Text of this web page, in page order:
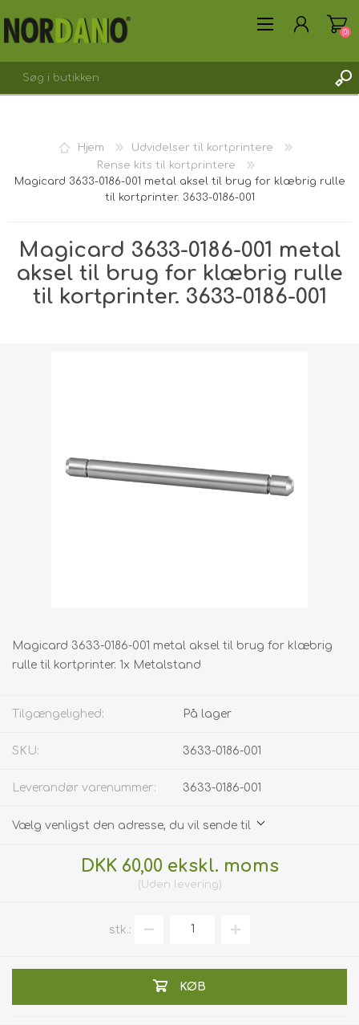
OPRET DIG SOM KUNDE
(0)
Hjem
Udvidelser til kortprintere
Rense kits til kortprintere
Magicard 3633-0186-001 metal aksel til brug for klæbrig rulle
til kortprinter. 3633-0186-001
Magicard 3633-0186-001 metal
aksel til brug for klæbrig rulle
til kortprinter. 3633-0186-001
Magicard 3633-0186-001 metal aksel til brug for klæbrig
rulle til kortprinter. 1x Metalstand
Tilgængelighed: På lager
SKU: 3633-0186-001
Leverandør varenummer: 3633-0186-001
Vælg venligst den adresse, du vil sende til
DKK 60,00 ekskl. moms
Uden levering
stk.:
KØB